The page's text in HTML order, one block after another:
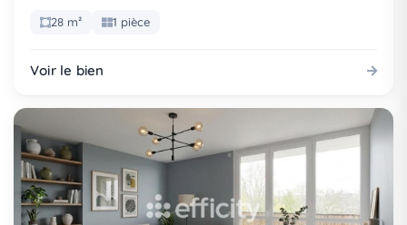
28 m² 1 pièce
Voir le bien